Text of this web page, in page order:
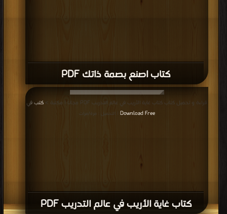
كتاب اصنع بصمة ذاتك PDF
كتاب غاية الأريب في عالم التدريب PDF
قراءة و تحميل كتاب كتاب غاية الأريب في عالم التدريب PDF مجانا | مكتبة >
كتب في
Download Free
| التحميل : مرة/مرات